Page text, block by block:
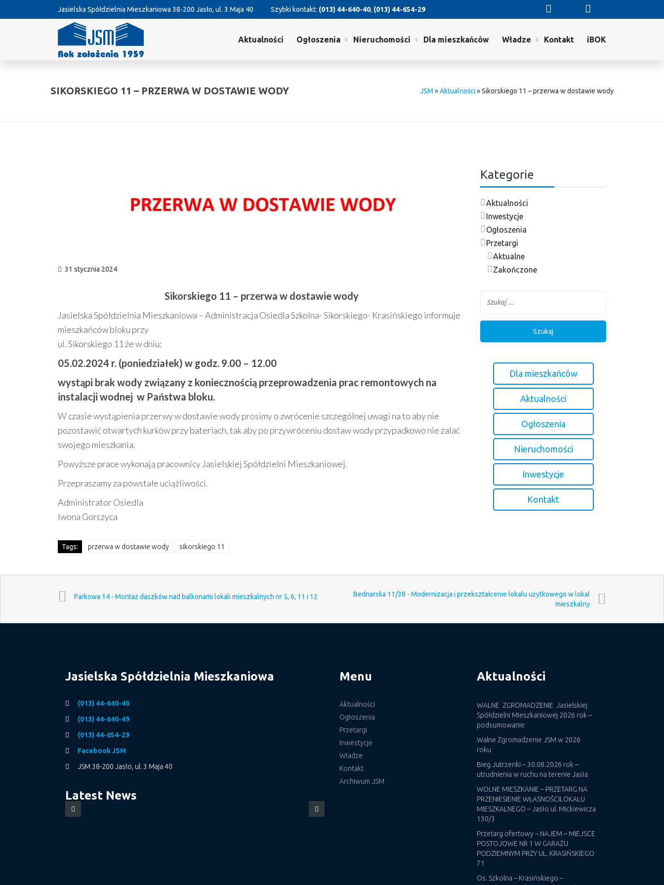
Jasielska Spółdzielnia Mieszkaniowa 38-200 Jasło, ul. 3 Maja 40 Szybki kontakt: (013) 44-640-40, (013) 44-654-29
Aktualności Ogłoszenia Nieruchomości Dla mieszkańców Władze Kontakt iBOK
SIKORSKIEGO 11 – PRZERWA W DOSTAWIE WODY JSM »Aktualności»Sikorskiego 11 – przerwa w dostawie wody
31 stycznia 2024
Sikorskiego 11 – przerwa w dostawie wody
Jasielska Spółdzielnia Mieszkaniowa – Administracja Osiedla Szkolna- Sikorskiego- Krasińskiego informuje
mieszkańców bloku przy
ul. Sikorskiego 11 że w dniu:
05.02.2024 r. (poniedziałek) w godz. 9.00 – 12.00
wystąpi brak wody związany z koniecznością przeprowadzenia prac remontowych na
instalacji wodnej w Państwa bloku.
W czasie wystąpienia przerwy w dostawie wody prosimy o zwrócenie szczególnej uwagi na to aby nie
pozostawić otwartych kurków przy bateriach, tak aby po przywróceniu dostaw wody przypadkowo nie zalać
swojego mieszkania.
Powyższe prace wykonają pracownicy Jasielskiej Spółdzielni Mieszkaniowej.
Przepraszamy za powstałe uciążliwości.
Administrator Osiedla
Iwona Gorczyca
Tags: przerwa w dostawie wody sikorskiego 11
Kategorie
Aktualności
Inwestycje
Ogłoszenia
Przetargi
Aktualne
Zakończone
Dla mieszkańców
Aktualności
Ogłoszenia
Nieruchomości
Inwestycje
Kontakt
Parkowa 14 - Montaż daszków nad balkonami lokali mieszkalnych nr 5, 6, 11 i 12
Bednarska 11/38 - Modernizacja i przekształcenie lokalu użytkowego w lokal
mieszkalny
Jasielska Spółdzielnia Mieszkaniowa
(013) 44-640-40
(013) 44-640-49
(013) 44-654-29
Facebook JSM
JSM 38-200 Jasło, ul. 3 Maja 40
Latest News
Menu
Aktualności
Ogłoszenia
Przetargi
Inwestycje
Władze
Kontakt
Archiwum JSM
Aktualności
WALNE ZGROMADZENIE Jasielskiej
Spółdzielni Mieszkaniowej 2026 rok –
podsumowanie
Walne Zgromadzenie JSM w 2026
roku
Bieg Jutrzenki – 30.08.2026 rok –
utrudnienia w ruchu na terenie Jasła
WOLNE MIESZKANIE – PRZETARG NA
PRZENIESIENIE WŁASNOŚCILOKALU
MIESZKALNEGO – Jasło ul. Mickiewicza
130/3
Przetarg ofertowy – NAJEM – MIEJSCE
POSTOJOWE NR 1 W GARAŻU
PODZIEMNYM PRZY UL. KRASIŃSKIEGO
71
Os. Szkolna – Krasińskiego –